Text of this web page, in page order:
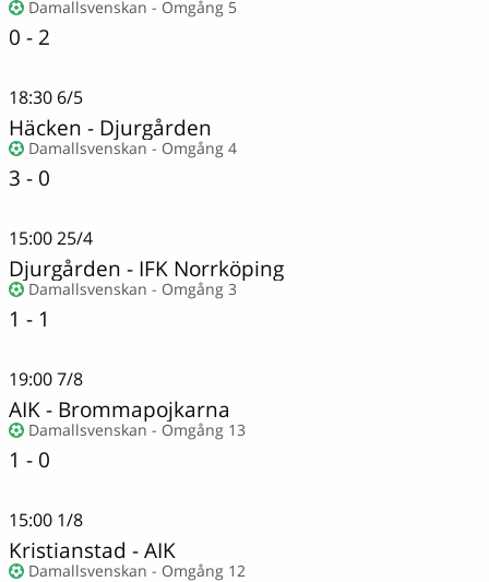
Damallsvenskan - Omgång 5
0 - 2
18:30 6/5
Häcken - Djurgården
Damallsvenskan - Omgång 4
3 - 0
15:0025/4
Djurgården - IFK Norrköping
Damallsvenskan - Omgång 3
1 - 1
19:007/8
AIK- Brommapojkarna
Damallsvenskan - Omgång 13
1 - 0
15:00 1/8
Kristianstad -AIK
Damallsvenskan - Omgång 12